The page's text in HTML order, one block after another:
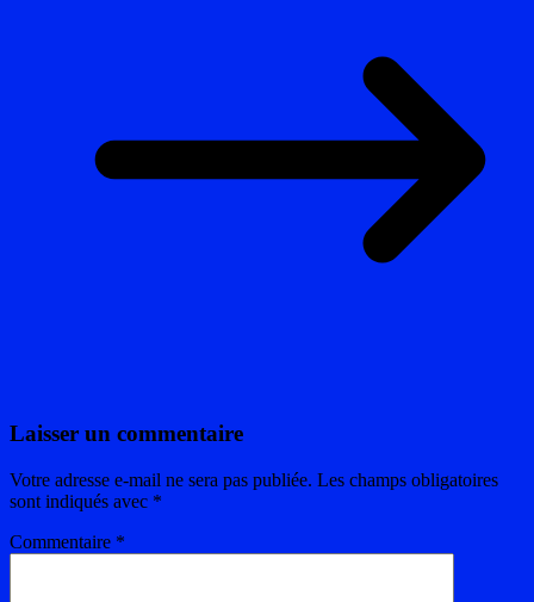
Laisser un commentaire
Votre adresse e-mail ne sera pas publiée. Les champs obligatoires
sont indiqués avec *
Commentaire *